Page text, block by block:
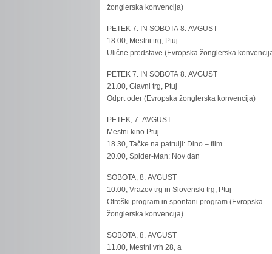
žonglerska konvencija)
PETEK 7. IN SOBOTA 8. AVGUST
18.00, Mestni trg, Ptuj
Ulične predstave (Evropska žonglerska
PETEK 7. IN SOBOTA 8. AVGUST
21.00, Glavni trg, Ptuj
Odprt oder (Evropska žonglerska konvencija)
PETEK, 7. AVGUST
Mestni kino Ptuj
18.30, Tačke na patrulji: Dino – film
20.00, Spider-Man: Nov dan
SOBOTA, 8. AVGUST
10.00, Vrazov trg in Slovenski trg, Ptuj
Otroški program in spontani program (Evropska
žonglerska konvencija)
SOBOTA, 8. AVGUST
11.00, Mestni vrh 28, a